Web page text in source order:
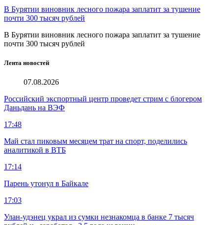
В Бурятии виновник лесного пожара заплатит за тушение
почти 300 тысяч рублей
В Бурятии виновник лесного пожара заплатит за тушение
почти 300 тысяч рублей
Лента новостей
07.08.2026
Российский экспортный центр проведет стрим с блогером
Даньдань на ВЭФ
17:48
Май стал пиковым месяцем трат на спорт, поделились
аналитикой в ВТБ
17:14
Парень утонул в Байкале
17:03
Улан-удэнец украл из сумки незнакомца в банке 7 тысяч